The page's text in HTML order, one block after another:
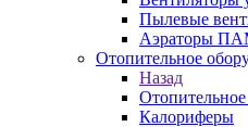
Пылевые
Аэраторы
Отопительное
Назад
Калориферы